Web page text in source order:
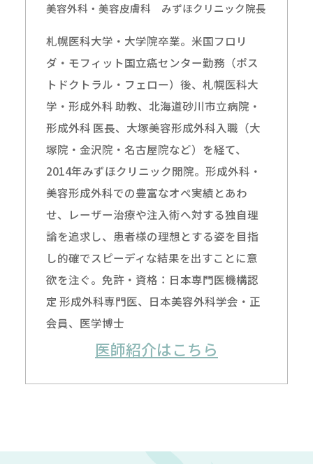
美容外科・美容皮膚科 みずほクリニック院長
札幌医科大学・大学院卒業。米国フロリ
ダ・モフィット国立癌センター勤務（ポス
トドクトラル・フェロー）後、札幌医科大
学・形成外科 助教、北海道砂川市立病院・
形成外科 医長、大塚美容形成外科入職（大
塚院・金沢院・名古屋院など）を経て、
2014年みずほクリニック開院。形成外科・
美容形成外科での豊富なオペ実績とあわ
せ、レーザー治療や注入術へ対する独自理
論を追求し、患者様の理想とする姿を目指
し的確でスピーディな結果を出すことに意
欲を注ぐ。免許・資格：日本専門医機構認
定 形成外科専門医、日本美容外科学会・正
会員、医学博士
医師紹介はこちら